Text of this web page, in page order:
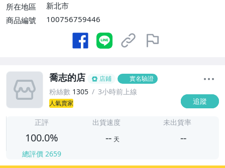
所在地區
新北市
商品編號
100756759446
喬志的店 店鋪 實名驗證
粉絲數 1305 3小時前上線
人氣賣家 追蹤
正評
100.0%
總評價 2659
出貨速度
-- 天
未出貨率
--